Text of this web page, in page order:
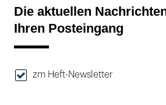
Die aktuellen
Ihren Posteingang
zm Heft-Newsletter